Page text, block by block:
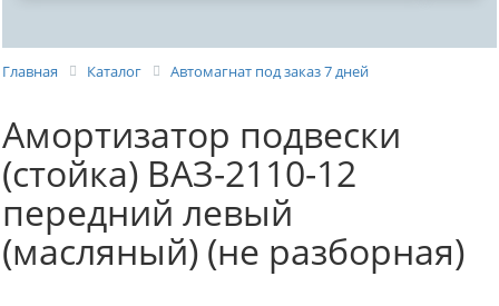
Главная Каталог Автомагнат под заказ 7 дней
Амортизатор подвески
(стойка) ВАЗ-2110-12
передний левый
(масляный) (не разборная)